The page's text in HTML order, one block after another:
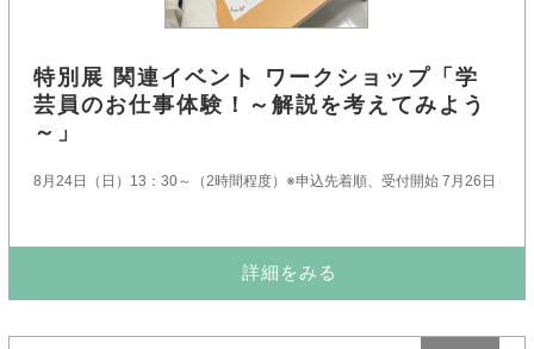
特別展 関連イベント ワークショップ「学
芸員のお仕事体験！～解説を考えてみよう
～」
8月24日（日）13：30～（2時間程度）※申込先着順、受付開始 7月26日 (土)
詳細をみる